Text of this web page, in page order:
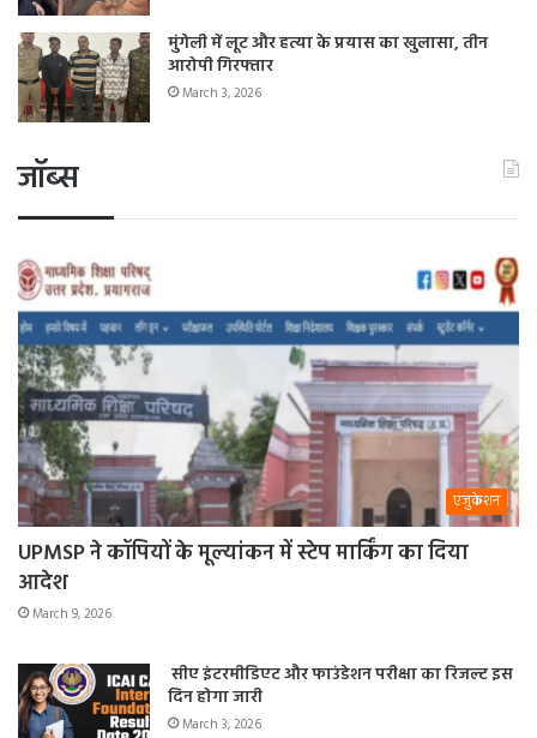
मुंगेली में लूट और हत्या के प्रयास का खुलासा, तीन
आरोपी गिरफ्तार
March 3, 2026
जॉब्स
एजुकेशन
UPMSP ने कॉपियों के मूल्यांकन में स्टेप मार्किंग का दिया
आदेश
March 9, 2026
सीए इंटरमीडिएट और फाउंडेशन परीक्षा का रिजल्ट इस
दिन होगा जारी
March 3, 2026